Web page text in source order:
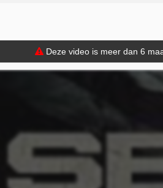
Deze video is meer dan 6